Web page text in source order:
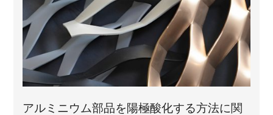
アルミニウム部品を陽極酸化する方法に関